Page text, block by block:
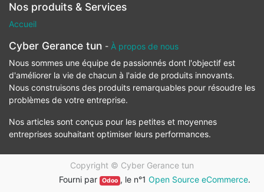
Nos produits & Services
Accueil
Cyber Gerance tun - À propos de nous
Nous sommes une équipe de passionnés dont l'objectif est
d'améliorer la vie de chacun à l'aide de produits innovants.
Nous construisons des produits remarquables pour résoudre les
problèmes de votre entreprise.
Nos articles sont conçus pour les petites et moyennes
entreprises souhaitant optimiser leurs performances.
Copyright © Cyber Gerance tun
Fourni par
Odoo , le n°1 Open Source eCommerce.